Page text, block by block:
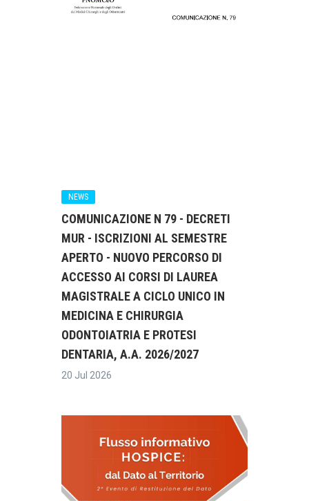
NEWS
COMUNICAZIONE N 79 - DECRETI
MUR - ISCRIZIONI AL SEMESTRE
APERTO - NUOVO PERCORSO DI
ACCESSO AI CORSI DI LAUREA
MAGISTRALE A CICLO UNICO IN
MEDICINA E CHIRURGIA
ODONTOIATRIA E PROTESI
DENTARIA, A.A. 2026/2027
20 Jul 2026